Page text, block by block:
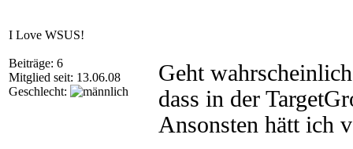
I Love WSUS!
Beiträge: 6
Mitglied seit: 13.06.08
Geschlecht:
Geht
dass in der
Ansonsten hätt ich